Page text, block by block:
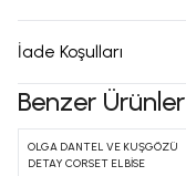
İade Koşulları
Benzer Ürünler
OLGA DANTEL VE KUŞGÖZÜ
DETAY CORSET ELBİSE